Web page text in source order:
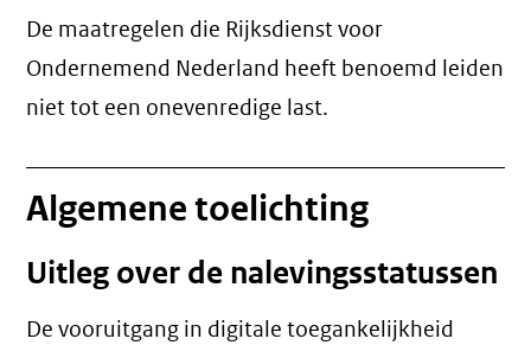
De maatregelen die Rijksdienst voor
Ondernemend Nederland heeft benoemd leiden
niet tot een onevenredige last.
Algemene toelichting
Uitleg over de nalevingsstatussen
De vooruitgang in digitale toegankelijkheid